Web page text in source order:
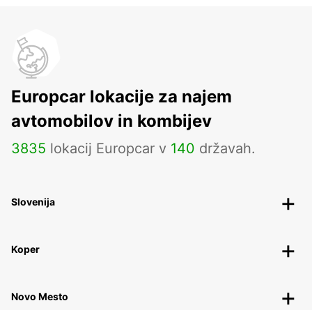
Europcar lokacije za najem
avtomobilov in kombijev
3835 lokacij Europcar v 140 državah.
Slovenija
Koper
Novo Mesto